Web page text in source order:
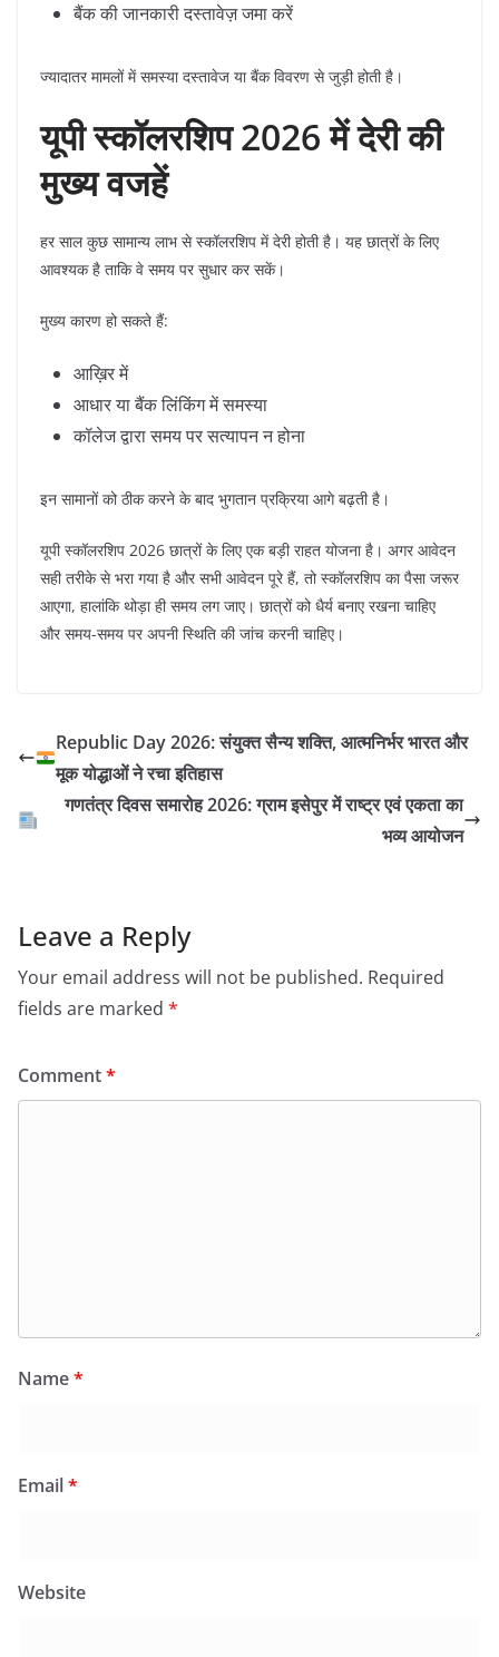
बैंक की जानकारी दस्तावेज़ जमा करें
ज्यादातर मामलों में समस्या दस्तावेज या बैंक विवरण से जुड़ी होती है।
यूपी स्कॉलरशिप 2026 में देरी की
मुख्य वजहें
हर साल कुछ सामान्य लाभ से स्कॉलरशिप में देरी होती है। यह छात्रों के लिए
आवश्यक है ताकि वे समय पर सुधार कर सकें।
मुख्य कारण हो सकते हैं:
आख़िर में
आधार या बैंक लिंकिंग में समस्या
कॉलेज द्वारा समय पर सत्यापन न होना
इन सामानों को ठीक करने के बाद भुगतान प्रक्रिया आगे बढ़ती है।
यूपी स्कॉलरशिप 2026 छात्रों के लिए एक बड़ी राहत योजना है। अगर आवेदन
सही तरीके से भरा गया है और सभी आवेदन पूरे हैं, तो स्कॉलरशिप का पैसा जरूर
आएगा, हालांकि थोड़ा ही समय लग जाए। छात्रों को धैर्य बनाए रखना चाहिए
और समय-समय पर अपनी स्थिति की जांच करनी चाहिए।
Republic Day 2026: संयुक्त सैन्य शक्ति, आत्मनिर्भर भारत और
मूक योद्धाओं ने रचा इतिहास
गणतंत्र दिवस समारोह 2026: ग्राम इसेपुर में राष्ट्र एवं एकता का
भव्य आयोजन
Leave a Reply
Your email address will not be published. Required
fields are marked *
Comment*
Name*
Email*
Website